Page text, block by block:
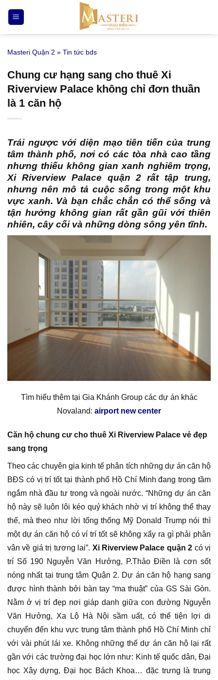
qua
nội
Masteri Quận 2 » Tin tức bds
Chung cư hạng sang cho thuê Xi
Riverview Palace không chỉ đơn thuần
là 1 căn hộ
Trái ngược với diện mạo tiên tiến của trung
tâm thành phố, nơi có các tòa nhà cao tầng
nhưng thiếu không gian xanh nghiêm trọng,
Xi Riverview Palace quận 2 rất tập trung,
nhưng nên mô tả cuộc sống trong một khu
vực xanh. Và bạn chắc chắn có thể sống và
tận hưởng không gian rất gần gũi với thiên
nhiên, cây cối và những dòng sông yên tĩnh.
Tìm hiểu thêm tại Gia Khánh Group các dự án khác
Novaland: airport new center
Căn hộ chung cư cho thuê Xi Riverview Palace vẻ đẹp
sang trọng
Theo các chuyên gia kinh tế phân tích những dự án căn hộ
BĐS có vị trí tốt tại thành phố Hồ Chí Minh đang trong tầm
ngắm nhà đầu tư trong và ngoài nước. “Những dự án căn
hộ này sẽ luôn lôi kéo quý khách nhờ vị trí không thể thay
thế, mà theo như lời tổng thống Mỹ Donald Trump nói thì
một dự án căn hộ có ví trí tốt sẽ không xẩy ra gì phải phân
vân về giá trị tương lai”. Xi Riverview Palace quận 2 có vị
trí Số 190 Nguyễn Văn Hưởng, P.Thảo Điền là cơn sốt
nóng nhất tại trung tâm Quận 2. Dự án căn hộ hạng sang
được hình thành bởi bàn tay “ma thuật” của GS Sài Gòn.
Nằm ở vị trí đẹp nơi giáp danh giữa con đường Nguyễn
Văn Hưởng, Xa Lộ Hà Nội sầm uất, có thể tiện lợi di
chuyển đến khu vực trung tâm thành phố Hồ Chí Minh chỉ
với vài phút lái xe. Không những thế dự án căn hộ lại rất
gần với các trường đại học lớn như: Kinh tế quốc dân, Đại
học Xây dựng, Đại học Bách Khoa… đặc trưng là trung